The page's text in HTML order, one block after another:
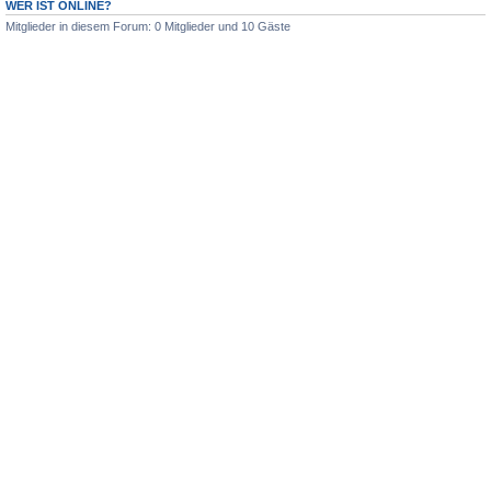
WER IST ONLINE?
Mitglieder in diesem Forum: 0 Mitglieder und 10 Gäste